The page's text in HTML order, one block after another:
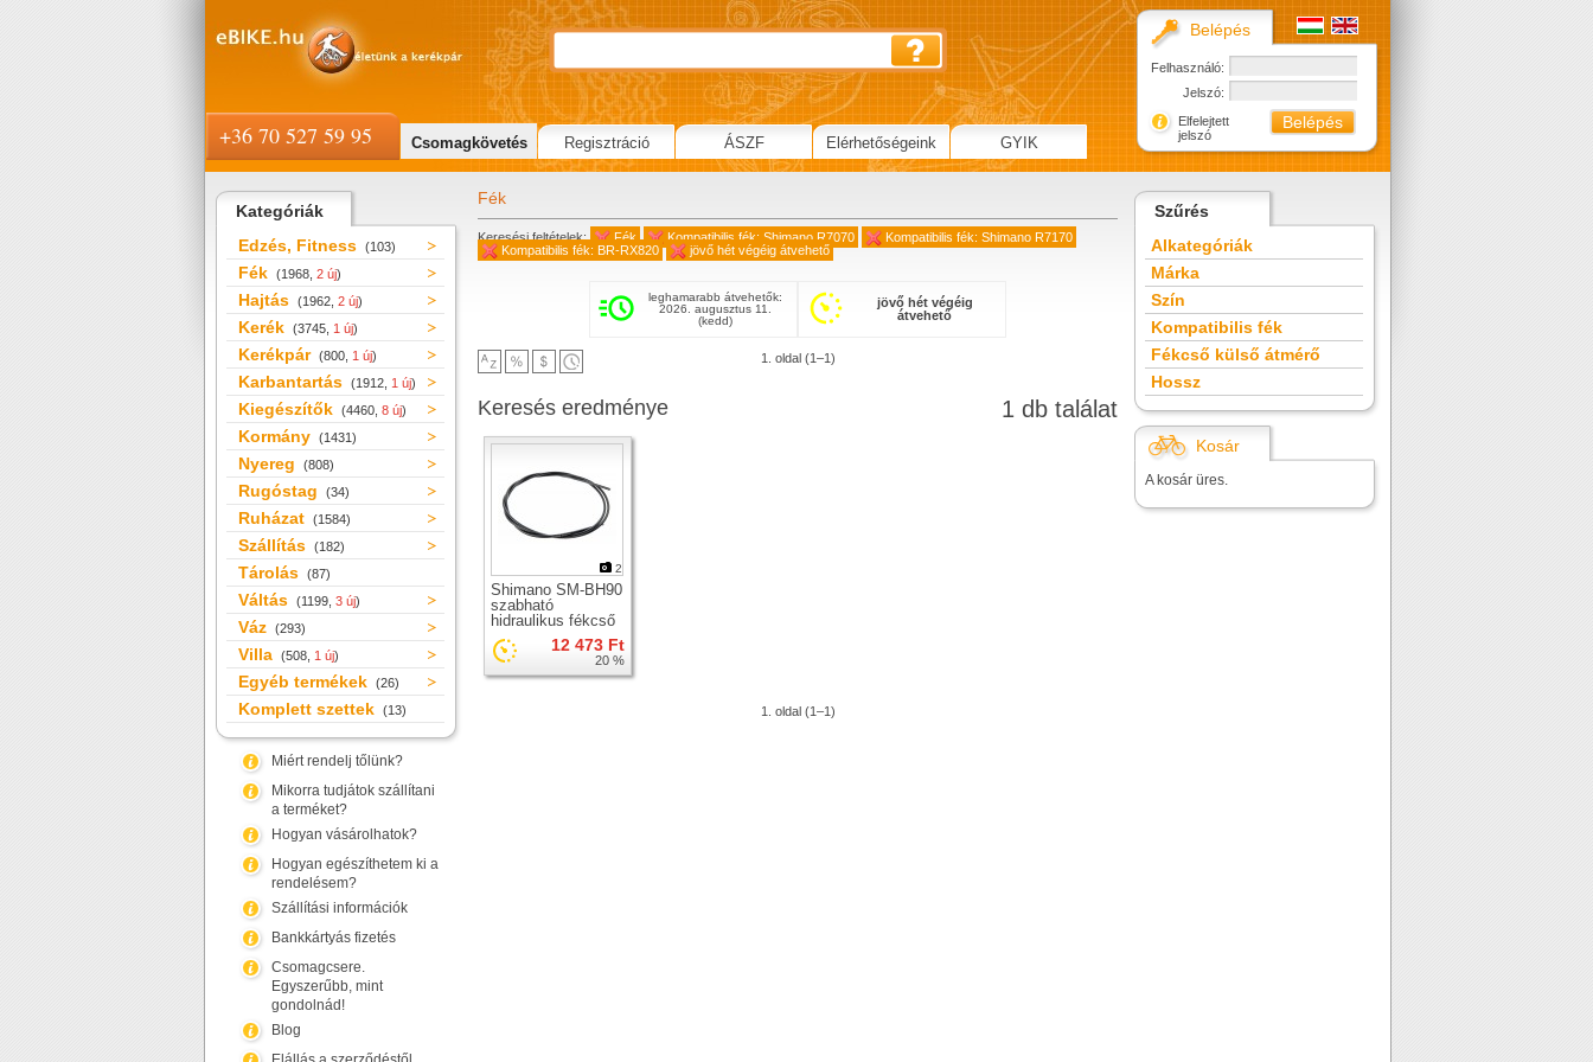
Kategóriák
Edzés, Fitness (103)
Fék (1968, 2 új)
Hajtás (1962, 2 új)
Kerék (3745, 1 új)
Kerékpár (800, 1 új)
Karbantartás (1912, 1 új)
Kiegészítők (4460, 8 új)
Kormány (1431)
Nyereg (808)
Rugóstag (34)
Ruházat (1584)
Szállítás (182)
Tárolás (87)
Váltás (1199, 3 új)
Váz (293)
Villa (508, 1 új)
Egyéb termékek (26)
Komplett szettek (13)
Miért rendelj tőlünk?
Mikorra tudjátok szállítani
a terméket?
Hogyan vásárolhatok?
Hogyan egészíthetem ki a
rendelésem?
Szállítási információk
Bankkártyás fizetés
Csomagcsere.
Egyszerűbb, mint
gondolnád!
Blog
Fék
Keresési feltételek: Fék Kompatibilis fék: Shimano R7070
Kompatibilis fék: Shimano R7170
Kompatibilis fék: BR-RX820
jövő hét végéig átvehető
leghamarabb átvehetők:
2026. augusztus 11.
(kedd)
jövő hét végéig
átvehető
1. oldal (1–1)
1 db találat
Keresés eredménye
2
Shimano SM-BH90
szabható
hidraulikus fékcső
12 473 Ft
20 %
1. oldal (1–1)
Szűrés
Alkategóriák
Márka
Szín
Kompatibilis fék
Fékcső külső átmérő
Hossz
Kosár
A kosár üres.
Belépés
Felhasználó:
Jelszó:
Elfelejtett
jelszó
+36 70 527 59 95 Csomagkövetés Regisztráció ÁSZF Elérhetőségeink GYIK